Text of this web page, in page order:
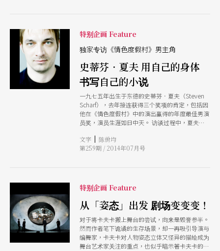
丽．史都华》获得3sat创新大奖。基米于二○一一
年执导高尔基剧作《太阳的孩子》则让他二度获得
德国剧场浮士德大奖。 基米没有锁定特定种类或
现代剧作及小说电影的改编。他总是对文本素材所
谓显而易见的主题抱持质疑，企图透过挖掘平凡熟
悉的私领域人物关系，反映巨观的社会连结。创造
题材与当代的连结，则是他作品的核心要务。
特别企画 Feature
独家专访《情色度假村》男主角
史蒂芬．夏夫 用自己的身体
书写自己的小说
一九七五年出生于东德的史蒂芬．夏夫（Steven
Scharf），去年接连获得三个奖项的肯定，包括因
他在《情色度假村》中的演出赢得的年度最佳男演
员奖，演员生涯如日中天。 访谈过程中，夏夫处
入慕尼黑室内剧院之前，夏夫刻意每几年就要换剧
院工作，以保持自己全力以赴的动力。导演史蒂
弱和荒诞。 访问前，夏夫告诉笔者，当初剧院收
到台北艺术节的邀请大家都很惊讶，在高兴有机会
造访台北的同时，也笑问台北怎么会想看一名沮丧
西欧男子的故事。 小说或非传统剧场文本精练而
抽象的语言，对他而言不是负担，反而给他更多工
具和空间去探索与创造角色的状态。从夏夫面对表
演时所展现的主动和创造性，可看出他对剧场的信
仰，期盼透过剧场艺术思考当代人的存在状态，也
文字 | 陈佾均
第259期 / 2014年07月号
特别企画 Feature
从「姿态」出发 剧场变变变！
对于将卡夫卡搬上舞台的尝试，向来是毁誉参半。
然而作者笔下诡谲的生存场景，却一再吸引导演与
编舞家，卡夫卡对人物姿态立体又怪异的描绘成为
舞台艺术家关注的重点，也似乎暗示著卡夫卡的文